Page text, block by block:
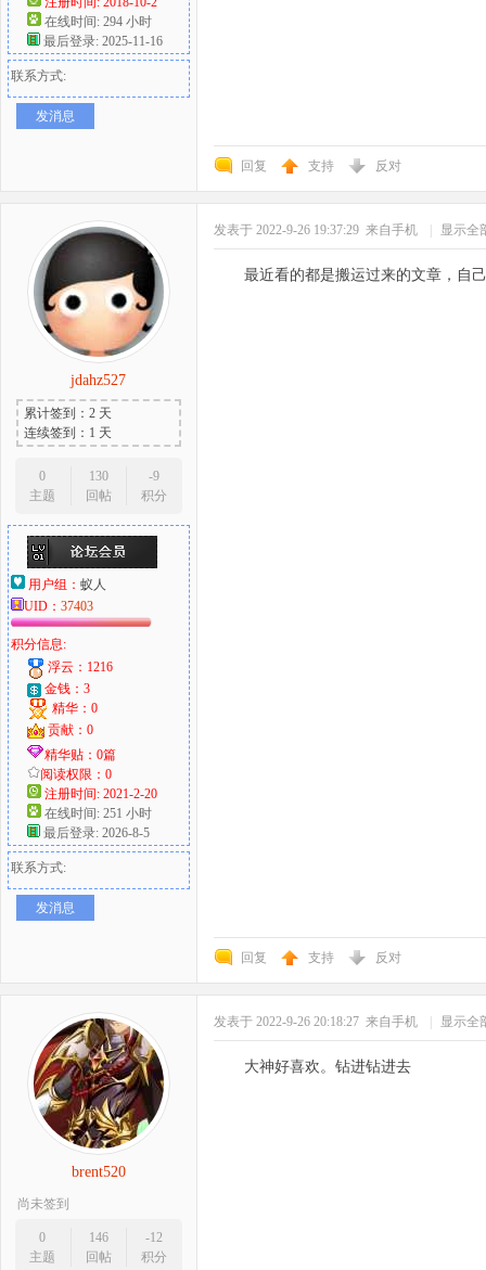
在线时间: 294 小时
最后登录: 2025-11-16
联系方式:
发消息
回复 支持 反对
jdahz527
累计签到：2 天
连续签到：1 天
0
主题
130
回帖
-9
积分
用户组： 蚁人
UID： 37403
积分信息:
浮云：1216
金钱：3
精华：0
贡献：0
精华贴：0篇
阅读权限：0
注册时间: 2021-2-20
在线时间: 251 小时
最后登录: 2026-8-5
联系方式:
发消息
发表于 2022-9-26 19:37:29 来自手机 显示全
最近看的都是搬运过来的文章，自
回复 支持 反对
brent520
尚未签到
0
主题
146
回帖
-12
积分
发表于 2022-9-26 20:18:27 来自手机 显示全
大神好喜欢。钻进钻进去